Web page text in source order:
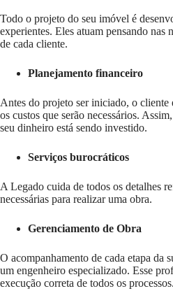
Todo o projeto do seu imóvel é
experientes. Eles atuam pensando nas
de cada cliente.
Planejamento financeiro
Antes do projeto ser iniciado, o cliente
os custos que serão necessários.
seu dinheiro está sendo investido.
Serviços burocráticos
A Legado cuida de todos os detalhes
necessárias para realizar uma obra.
Gerenciamento de Obra
O acompanhamento de cada etapa da
um engenheiro especializado. Esse
execução correta de todos os processos.